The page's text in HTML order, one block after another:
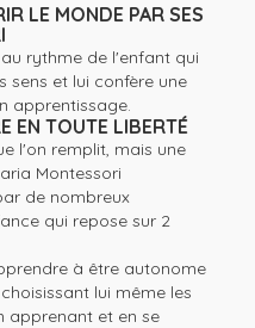
LE MONDE PAR SES
rythme de l'enfant qui
sens et lui confère une
apprentissage.
EN TOUTE LIBERTÉ
l'on remplit, mais une
Montessori
de nombreux
qui repose sur 2
à être autonome
lui même les
apprenant et en se